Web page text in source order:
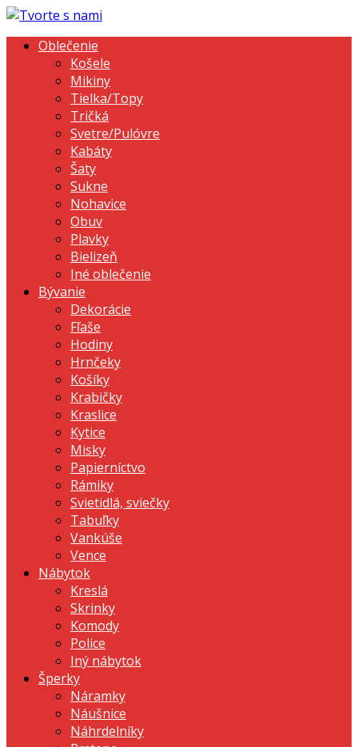
Oblečenie
Košele
Mikiny
Tielka/Topy
Tričká
Svetre/Pulóvre
Kabáty
Šaty
Sukne
Nohavice
Obuv
Plavky
Bielizeň
Iné oblečenie
Bývanie
Dekorácie
Fľaše
Hodiny
Hrnčeky
Košíky
Krabičky
Kraslice
Kytice
Misky
Papierníctvo
Rámiky
Svietidlá, sviečky
Tabuľky
Vankúše
Vence
Nábytok
Kreslá
Skrinky
Komody
Police
Iný nábytok
Šperky
Náramky
Náušnice
Náhrdelníky